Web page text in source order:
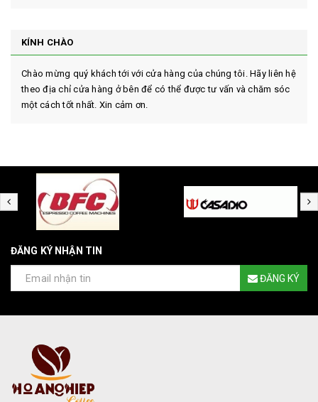
KÍNH CHÀO
Chào mừng quý khách tới với cửa hàng của chúng tôi. Hãy liên hệ
theo địa chỉ cửa hàng ở bên để có thể được tư vấn và chăm sóc
một cách tốt nhất. Xin cảm ơn.
ĐĂNG KÝ NHẬN TIN
ĐĂNG KÝ